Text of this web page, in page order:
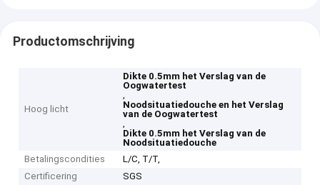
Productomschrijving
Hoog licht
Dikte 0.5mm het Verslag van de
Oogwatertest
,
Noodsituatiedouche en het Verslag
van de Oogwatertest
,
Dikte 0.5mm het Verslag van de
Noodsituatiedouche
Betalingscondities
L/C, T/T,
Certificering
SGS